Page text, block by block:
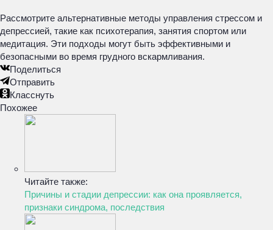
Рассмотрите альтернативные методы управления стрессом и
депрессией, такие как психотерапия, занятия спортом или
медитация. Эти подходы могут быть эффективными и
безопасными во время грудного вскармливания.
Поделиться
Отправить
Класснуть
Похожее
Читайте также:
Причины и стадии депрессии: как она проявляется,
признаки синдрома, последствия